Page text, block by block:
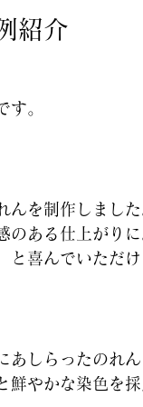
紹介
す。
んを制作しまし
のある仕上がり
と喜んでいただ
あしらったのれ
鮮やかな染色を